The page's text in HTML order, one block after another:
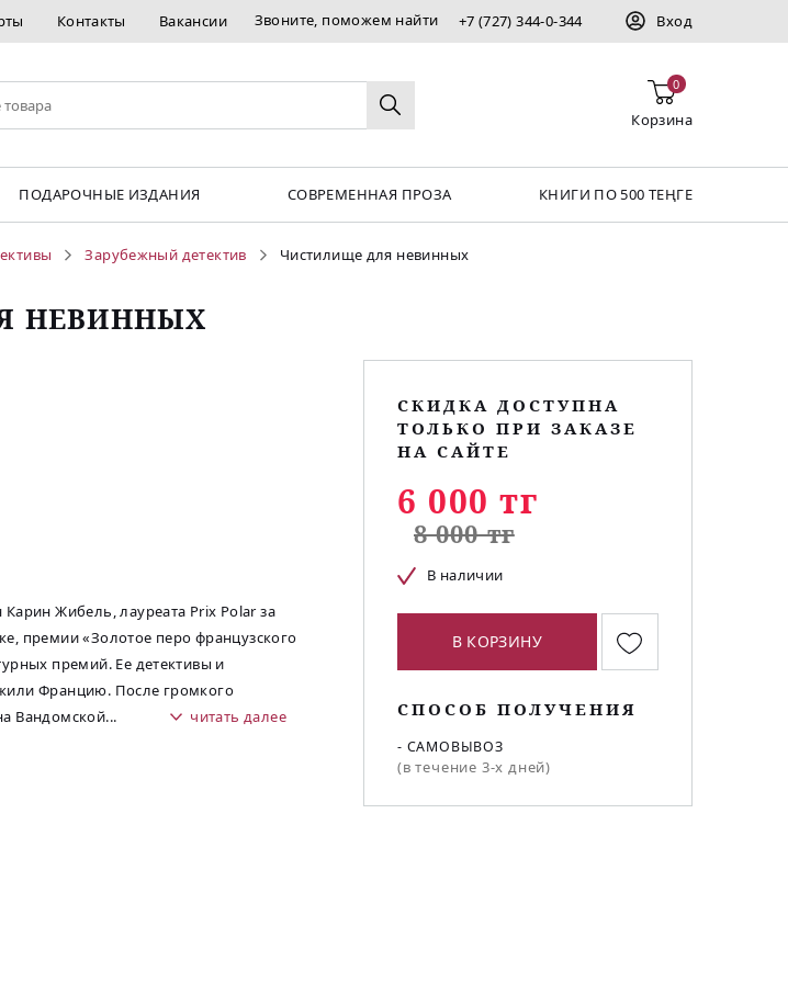
Контакты Вакансии Звоните, поможем найти +7 (727) 344-0-344 Вход
0
Корзина
ПОДАРОЧНЫЕ ИЗДАНИЯ СОВРЕМЕННАЯ ПРОЗА КНИГИ ПО 500 ТЕҢГЕ
Зарубежный детектив Чистилище для невинных
НЕВИННЫХ
Жибель, лауреата Prix Polar за
премии «Золотое перо французского
премий. Ее детективы и
Францию. После громкого
Вандомской... читать далее
СКИДКА ДОСТУПНА
ТОЛЬКО ПРИ ЗАКАЗЕ
НА САЙТЕ
6 000 тг
8 000 тг
В наличии
В КОРЗИНУ
СПОСОБ ПОЛУЧЕНИЯ
- САМОВЫВОЗ
(в течение 3-х дней)